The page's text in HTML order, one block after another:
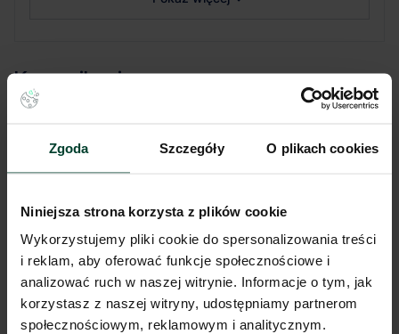
Zgoda Szczegóły O plikach cookies
Niniejsza strona korzysta z plików cookie
Wykorzystujemy pliki cookie do spersonalizowania treści
i reklam, aby oferować funkcje społecznościowe i
analizować ruch w naszej witrynie. Informacje o tym, jak
korzystasz z naszej witryny, udostępniamy partnerom
społecznościowym, reklamowym i analitycznym.
Komunikacja
184 km
Autostrada / droga ekspresowa
2 km
Transport publiczny
Lokalizacja magazynu
Niniejsze ogłoszenie ma charakter wyłącznie informacyjny i nie stanowi
oferty w myśl art. 66 § 1. Kodeksu Cywilnego. CBRE sp. z o.o. nie
Ogłoszenia, cenniki i inne informacje zawarte na stronie internetowej
mogą się różnić od danych rzeczywistych. Publikacja ogłoszenia nie